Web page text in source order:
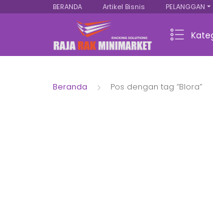
BERANDA Artikel Bisnis PELANGGAN
Beranda Pos dengan tag “Blora”